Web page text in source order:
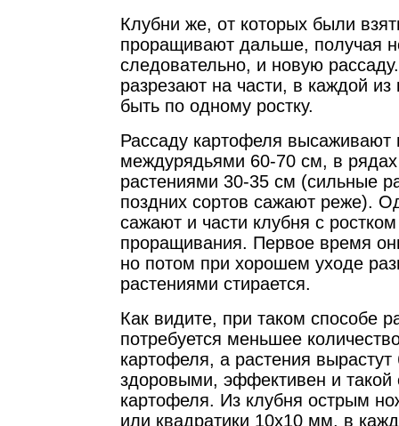
Клубни же, от которых были
проращивают дальше, получая
следовательно, и новую
разрезают на части, в каждой
быть по одному ростку.
Рассаду картофеля высаживают
междурядьями 60-70 см, в
растениями 30-35 см (сильные
поздних сортов сажают реже).
сажают и части клубня с ростком
проращивания. Первое время
но потом при хорошем уходе
растениями стирается.
Как видите, при таком способе
потребуется меньшее
картофеля, а растения
здоровыми, эффективен и такой
картофеля. Из клубня острым
или квадратики 10x10 мм, в